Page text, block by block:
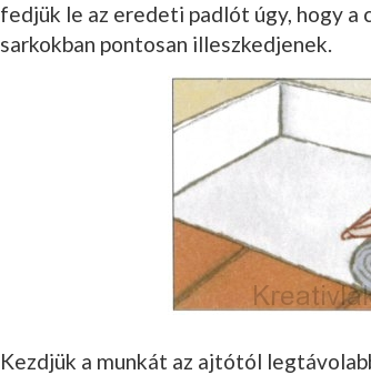
fedjük le az eredeti padlót úgy, hogy a
sarkokban pontosan illeszkedjenek.
Kezdjük a munkát az ajtótól